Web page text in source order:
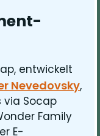
entwickelt
Nevedovsky,
via Socap
Family
E-